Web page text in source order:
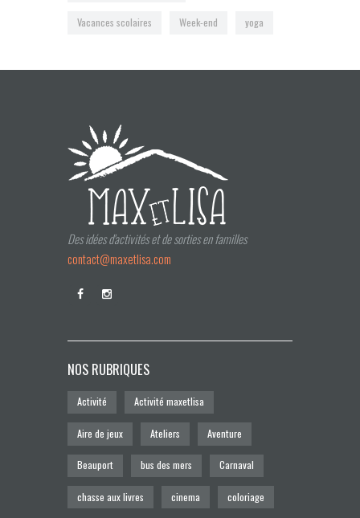
Vacances scolaires Week-end yoga
Des idées d'activités et de sorties en familles
contact@maxetlisa.com
NOS RUBRIQUES
Activité Activité maxetlisa
Aire de jeux Ateliers Aventure
Beauport bus des mers Carnaval
chasse aux livres cinema coloriage